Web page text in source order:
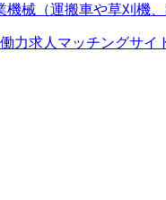
械（運搬車や草刈機